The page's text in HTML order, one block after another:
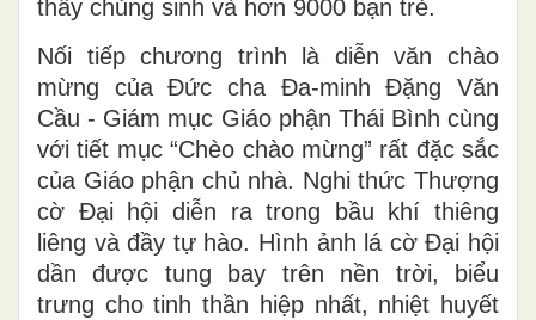
thầy chủng sinh và hơn 9000 bạn trẻ.
Nối tiếp chương trình là diễn văn chào
mừng của Đức cha Đa-minh Đặng Văn
Cầu - Giám mục Giáo phận Thái Bình cùng
với tiết mục “Chèo chào mừng” rất đặc sắc
của Giáo phận chủ nhà. Nghi thức Thượng
cờ Đại hội diễn ra trong bầu khí thiêng
liêng và đầy tự hào. Hình ảnh lá cờ Đại hội
dần được tung bay trên nền trời, biểu
trưng cho tinh thần hiệp nhất, nhiệt huyết